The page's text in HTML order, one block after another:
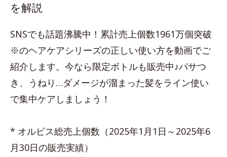
を解説
SNSでも話題沸騰中！累計売上個数1961万個突破
※のヘアケアシリーズの正しい使い方を動画でご
紹介します。今なら限定ボトルも販売中♪パサつ
き、うねり…ダメージが溜まった髪をライン使い
で集中ケアしましょう！
* オルビス総売上個数（2025年1月1日～2025年6
月30日の販売実績）